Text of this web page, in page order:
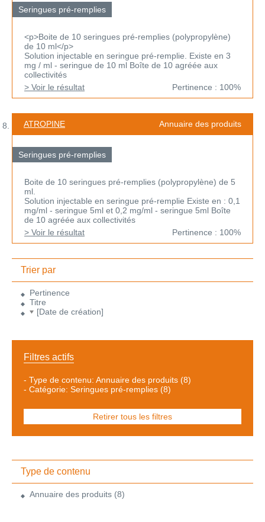
Seringues pré-remplies
<p>Boite de 10 seringues pré-remplies (polypropylène)
de 10 ml</p>
Solution injectable en seringue pré-remplie. Existe en 3
mg / ml - seringue de 10 ml Boîte de 10 agréée aux
collectivités
> Voir le résultat
Pertinence : 100%
ATROPINE Annuaire des produits
Seringues pré-remplies
Boite de 10 seringues pré-remplies (polypropylène) de 5
ml.
Solution injectable en seringue pré-remplie Existe en : 0,1
mg/ml - seringue 5ml et 0,2 mg/ml - seringue 5ml Boîte
de 10 agréée aux collectivités
> Voir le résultat
Pertinence : 100%
Trier par
Pertinence
Titre
[Date de création]
Filtres actifs
- Type de contenu: Annuaire des produits (8)
- Catégorie: Seringues pré-remplies (8)
Retirer tous les filtres
Type de contenu
Annuaire des produits (8)